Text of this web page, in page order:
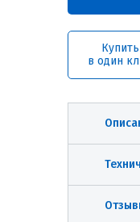
Купить
в один